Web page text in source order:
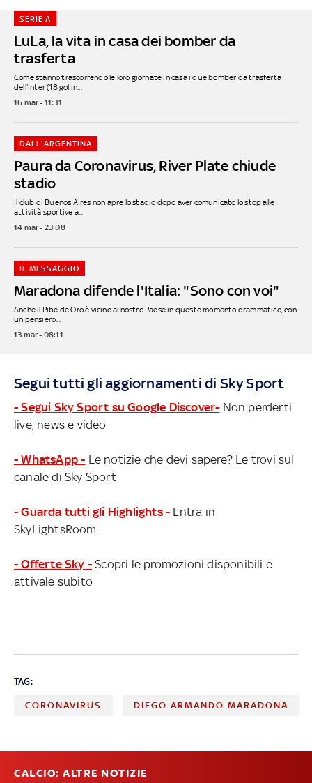
LuLa, la vita in casa dei bomber da
trasferta
SERIE A
Come stanno trascorrendo le loro giornate in casa i due bomber da trasferta
dell'Inter (18 gol in...
16 mar - 11:31
Paura da Coronavirus, River Plate chiude
stadio
DALL'ARGENTINA
Il club di Buenos Aires non apre lo stadio dopo aver comunicato lo stop alle
attività sportive a...
14 mar - 23:08
Maradona difende l'Italia: "Sono con voi"
IL MESSAGGIO
Anche il Pibe de Oro è vicino al nostro Paese in questo momento drammatico, con
un pensiero...
13 mar - 08:11
Segui tutti gli aggiornamenti di Sky Sport
- Segui Sky Sport su Google Discover- Non perderti
live, news e video
- WhatsApp - Le notizie che devi sapere? Le trovi sul
canale di Sky Sport
- Guarda tutti gli Highlights - Entra in
SkyLightsRoom
- Offerte Sky - Scopri le promozioni disponibili e
attivale subito
TAG:
CORONAVIRUS DIEGO ARMANDO MARADONA
CALCIO: ALTRE NOTIZIE